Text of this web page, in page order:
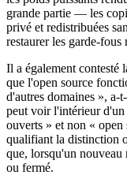
grande partie — les
privé et redistribuées
restaurer les garde-fous
Il a également contesté
que l'open source
d'autres domaines », a-
peut voir l'intérieur d'un
ouverts » et non «
qualifiant la distinction
que, lorsqu'un
ou fermé.